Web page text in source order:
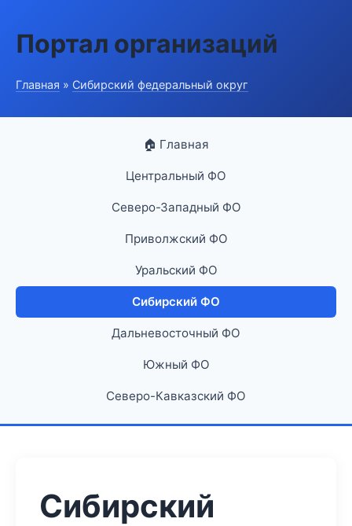
Портал организаций
Главная » Сибирский федеральный округ
🏠 Главная
Центральный ФО
Северо-Западный ФО
Приволжский ФО
Уральский ФО
Сибирский ФО
Дальневосточный ФО
Южный ФО
Северо-Кавказский ФО
Сибирский